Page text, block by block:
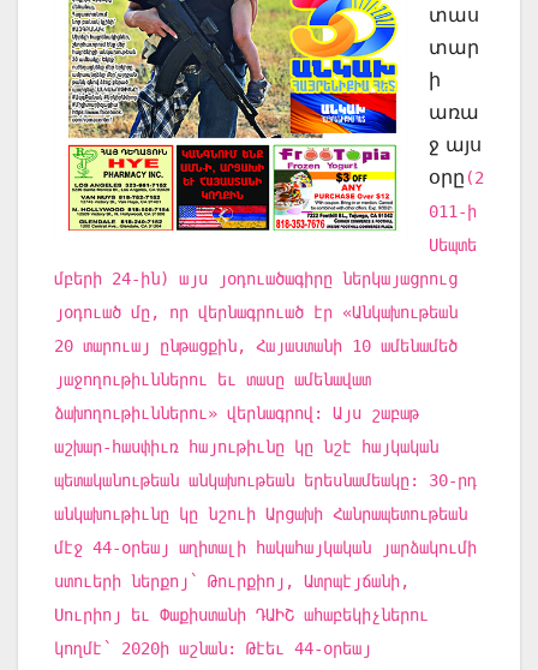
տաս
տար
ի
առա
ջ այս
օրը (2
011-ի
Սեպտե
մբերի 24-ին) այս յօդուածագիրը ներկայացրուց
յօդուած մը, որ վերնագրուած էր «Անկախութեան
20 տարուայ ընթացքին, Հայաստանի 10 ամենամեծ
յաջողութիւններու եւ տասը ամենավատ
ձախողութիւններու» վերնագրով: Այս շաբաթ
աշխար-հասփիւռ հայութիւնը կը նշէ հայկական
պետականութեան անկախութեան երեսնամեակը: 30-րդ
անկախութիւնը կը նշուի Արցախի Հանրապետութեան
մէջ 44-օրեայ աղիտալի հակահայկական յարձակումի
ստուերի ներքոյ՝ Թուրքիոյ, Ատրպէյճանի,
Սուրիոյ եւ Փաքիստանի ԴԱԻՇ ահաբեկիչներու
կողմէ՝ 2020ի աշնան: Թէեւ 44-օրեայ